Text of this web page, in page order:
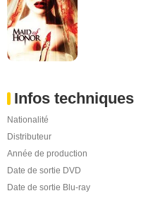
Infos techniques
Nationalité
Distributeur
Année de production
Date de sortie DVD
Date de sortie Blu-ray